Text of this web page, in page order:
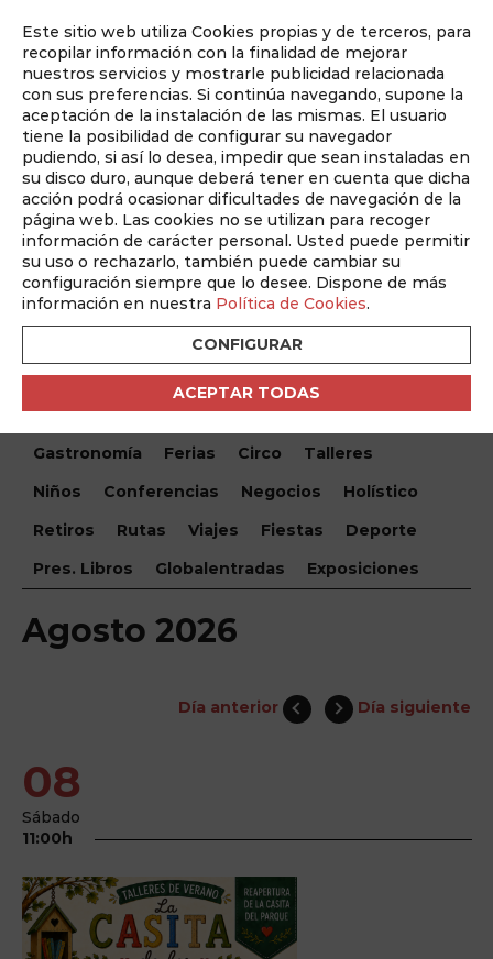
Este sitio web utiliza Cookies propias y de terceros, para
recopilar información con la finalidad de mejorar
nuestros servicios y mostrarle publicidad relacionada
con sus preferencias. Si continúa navegando, supone la
aceptación de la instalación de las mismas. El usuario
tiene la posibilidad de configurar su navegador
pudiendo, si así lo desea, impedir que sean instaladas en
su disco duro, aunque deberá tener en cuenta que dicha
acción podrá ocasionar dificultades de navegación de la
página web. Las cookies no se utilizan para recoger
información de carácter personal. Usted puede permitir
su uso o rechazarlo, también puede cambiar su
configuración siempre que lo desee. Dispone de más
información en nuestra Política de Cookies.
CONFIGURAR
ACEPTAR TODAS
Auditado por
¿Qué hacemos hoy?
Encuentra tu evento
Todos Monólogos Teatro
Festivales
Conciertos
Cine Danza
Musical
Gastronomía
Ferias Circo
Talleres
Niños
Conferencias Negocios
Holístico
Retiros
Rutas Viajes Fiestas
Deporte
Pres. Libros
Globalentradas Exposiciones
Agosto 2026
Día anterior Día siguiente
08
Sábado
11:00h